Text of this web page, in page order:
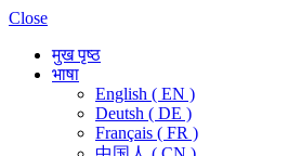
Close
मुख पृष्ठ
भाषा
English ( EN )
Deutsh ( DE )
Français ( FR )